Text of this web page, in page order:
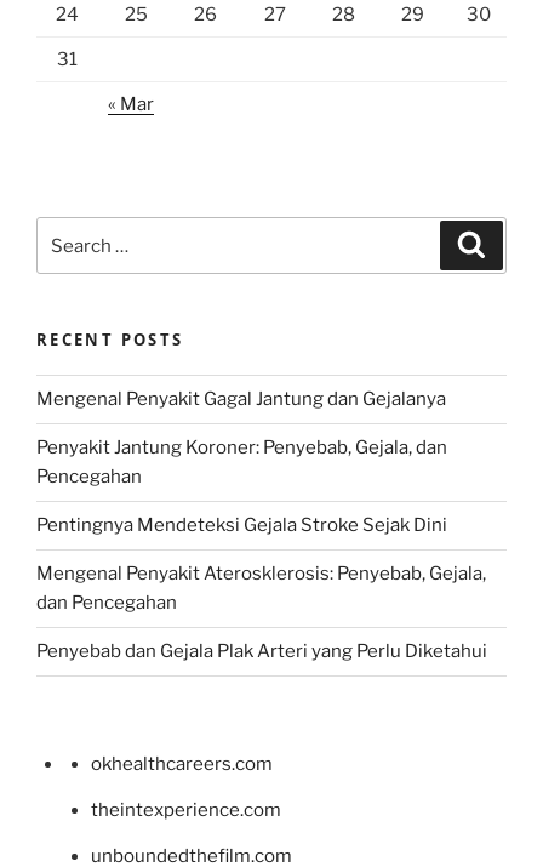
24 25 26 27 28 29 30
31
« Mar
for:
RECENT POSTS
Mengenal Penyakit Gagal Jantung dan Gejalanya
Penyakit Jantung Koroner: Penyebab, Gejala, dan
Pencegahan
Pentingnya Mendeteksi Gejala Stroke Sejak Dini
Mengenal Penyakit Aterosklerosis: Penyebab, Gejala,
dan Pencegahan
Penyebab dan Gejala Plak Arteri yang Perlu Diketahui
okhealthcareers.com
theintexperience.com
unboundedthefilm.com